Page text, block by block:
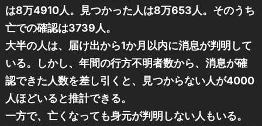
は8万4910人。見つかった人は8万653人。そのうち
亡での確認は3739人。
大半の人は、届け出から1か月以内に消息が判明して
いる。しかし、年間の行方不明者数から、消息が確
認できた人数を差し引くと、見つからない人が4000
人ほどいると推計できる。
一方で、亡くなっても身元が判明しない人もいる。